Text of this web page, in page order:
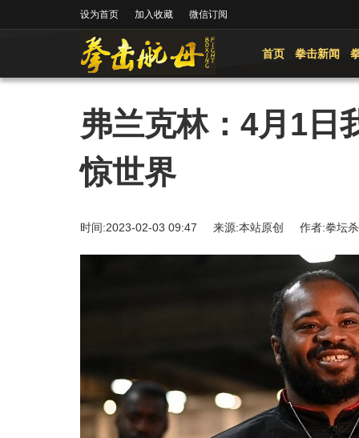
设为首页 加入收藏 微信订阅
首页 拳击新闻
弗兰克林：4月1日
惊世界
时间:2023-02-03 09:47 来源:本站原创 作者:拳